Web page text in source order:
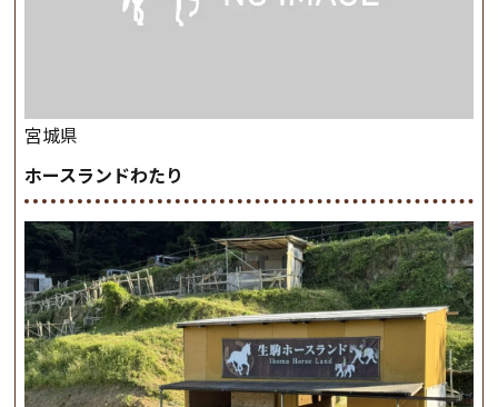
宮城県
ホースランドわたり